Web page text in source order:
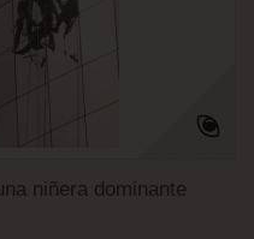
niñera dominante